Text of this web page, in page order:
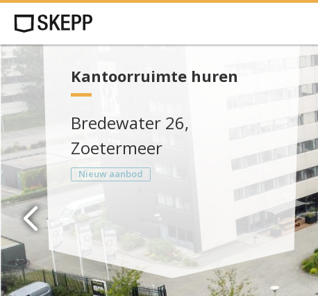
Kantoorruimte huren
Bredewater 26,
Zoetermeer
Nieuw aanbod